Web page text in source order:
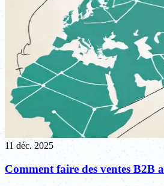
11 déc. 2025
Comment faire des ventes B2B